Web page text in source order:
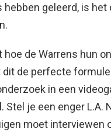
hebben geleerd, is het
hoe de Warrens hun
dit de perfecte
in een
Stel je een enger L.A.
moet interviewen